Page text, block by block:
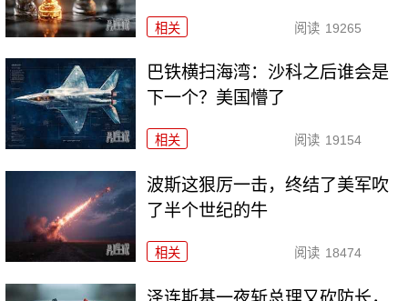
相关 阅读 19265
巴铁横扫海湾：沙科之后谁会是
下一个？美国懵了
相关 阅读 19154
波斯这狠厉一击，终结了美军吹
了半个世纪的牛
相关 阅读 18474